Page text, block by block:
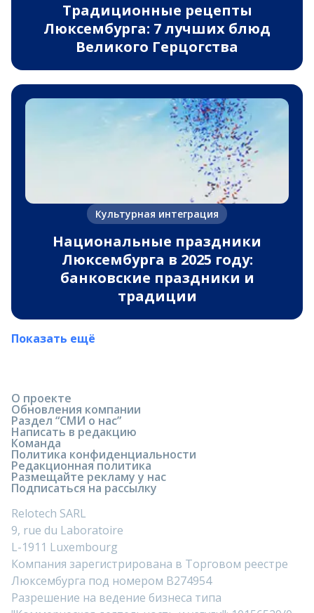
Традиционные рецепты
Люксембурга: 7 лучших блюд
Великого Герцогства
Культурная интеграция
Национальные праздники
Люксембурга в 2025 году:
банковские праздники и
традиции
Показать ещё
О проекте
Обновления компании
Раздел “СМИ о нас”
Написать в редакцию
Команда
Политика конфиденциальности
Редакционная политика
Размещайте рекламу у нас
Подписаться на рассылку
Relotech SARL
9, rue du Laboratoire
L-1911 Luxembourg
Компания зарегистрирована в Торговом реестре
Люксембурга под номером B274954
Разрешение на ведение бизнеса типа